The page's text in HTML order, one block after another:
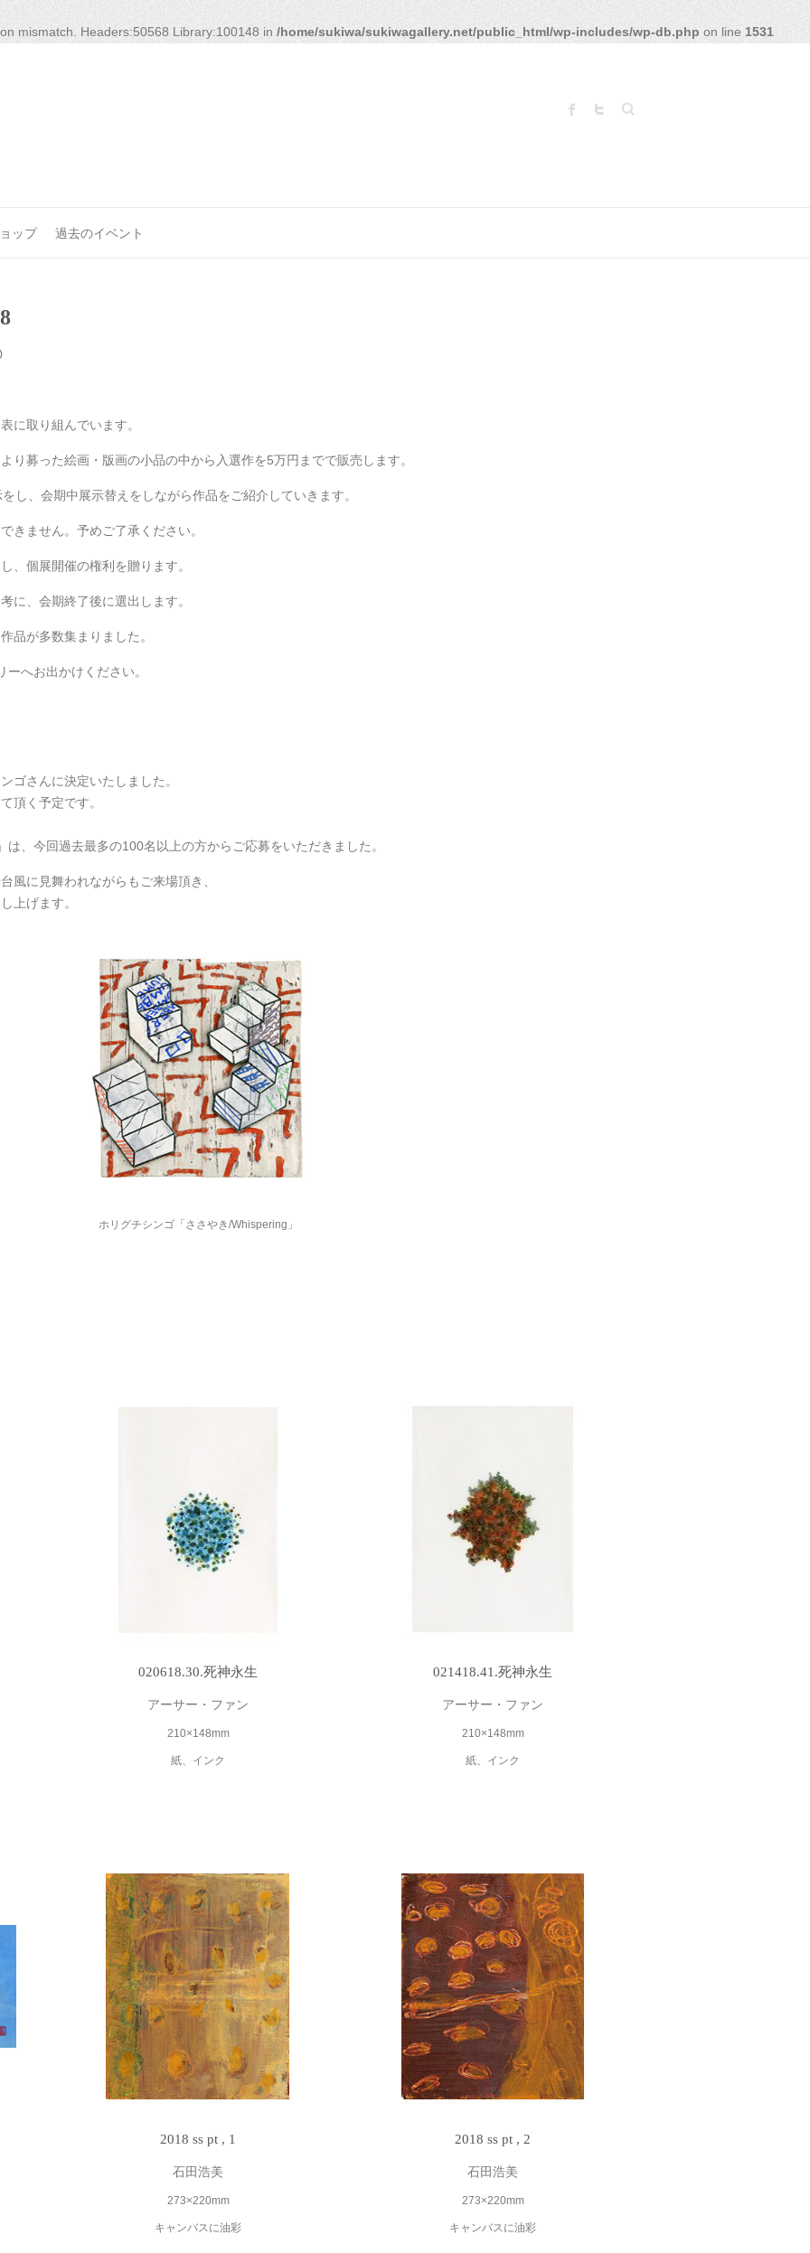
mismatch. Headers:50568 Library:100148 in /home/sukiwa/sukiwagallery.net/public_html/wp-includes/wp-db.php on line 1531
Search
ップ 過去のイベント
に取り組んでいます。
り募った絵画・版画の小品の中から入選作を5万円までで販売します。
し、会期中展示替えをしながら作品をご紹介していきます。
きません。予めご了承ください。
、個展開催の権利を贈ります。
に、会期終了後に選出します。
品が多数集まりました。
へお出かけください。
ゴさんに決定いたしました。
頂く予定です。
は、今回過去最多の100名以上の方からご応募をいただきました。
風に見舞われながらもご来場頂き、
上げます。
ホリグチシンゴ「ささやき/Whispering」
020618.30.死神永生
アーサー・ファン
210×148mm
紙、インク
021418.41.死神永生
アーサー・ファン
210×148mm
紙、インク
2018 ss pt , 1
石田浩美
273×220mm
キャンバスに油彩
2018 ss pt , 2
石田浩美
273×220mm
キャンバスに油彩